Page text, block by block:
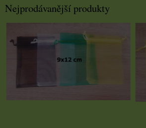
Nejprodávanější produkty